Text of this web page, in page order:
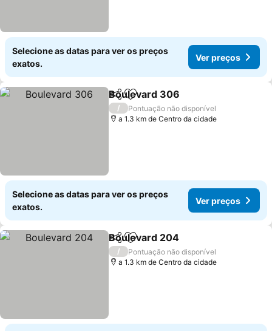
Selecione as datas para ver os preços
exatos.
Ver preços
PartilharAdicionar aos favoritos
Boulevard 306
/
Pontuação não disponível
a 1.3 km de Centro da cidade
Selecione as datas para ver os preços
exatos.
Ver preços
PartilharAdicionar aos favoritos
Boulevard 204
/
Pontuação não disponível
a 1.3 km de Centro da cidade